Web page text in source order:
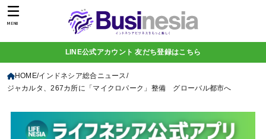
MENU
LINE公式アカウント 友だち登録はこちら
HOME インドネシア総合ニュース
ジャカルタ、267カ所に「マイクロパーク」整備 グローバル都市へ